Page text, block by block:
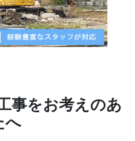
事をお考えのあ
へ